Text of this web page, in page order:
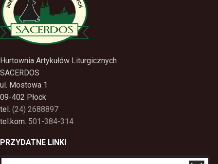
Hurtownia Artykułów Liturgicznych
SACERDOS
ul. Mostowa 1
09-402 Płock
tel. (24) 2688897
tel.kom. 501-384-314
PRZYDATNE LINKI